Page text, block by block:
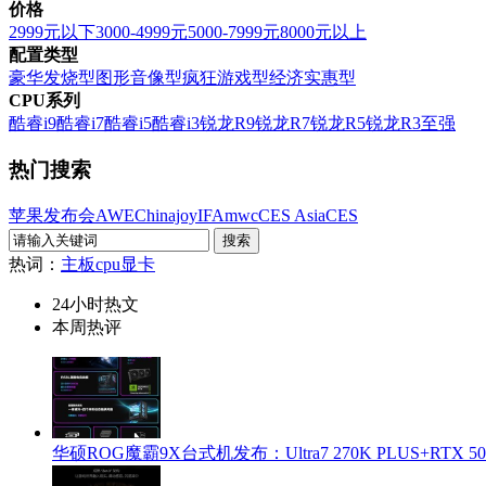
价格
2999元以下3000-4999元5000-7999元8000元以上
配置类型
豪华发烧型图形音像型疯狂游戏型经济实惠型
CPU系列
酷睿i9酷睿i7酷睿i5酷睿i3锐龙R9锐龙R7锐龙R5锐龙R3至强
热门搜索
苹果发布会AWEChinajoyIFAmwcCES AsiaCES
热词： 主板cpu显卡
24小时热文
本周热评
华硕ROG魔霸9X台式机发布：Ultra7 270K PLUS+RTX